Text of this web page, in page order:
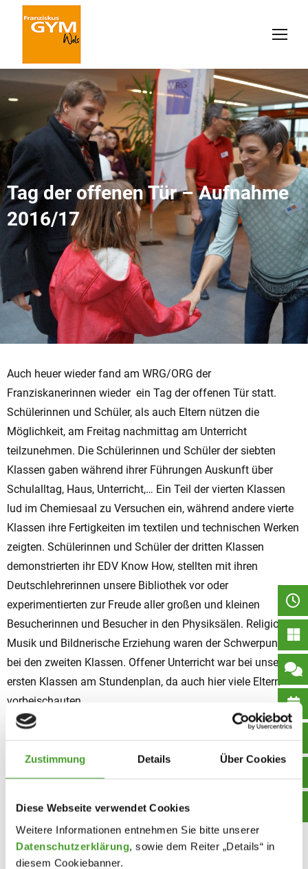
Zustimmung Details Über Cookies
Diese Webseite verwendet Cookies
Weitere Informationen entnehmen Sie bitte unserer
Datenschutzerklärung, sowie dem Reiter „Details“ in
diesem Cookiebanner.
Tag der offenen Tür – Aufnahme
2016/17
Auch heuer wieder fand am WRG/ORG der
Franziskanerinnen wieder ein Tag der offenen Tür statt.
Schülerinnen und Schüler, als auch Eltern nützen die
Möglichkeit, am Freitag nachmittag am Unterricht
teilzunehmen. Die Schülerinnen und Schüler der siebten
Klassen gaben während ihrer Führungen Auskunft über
Schulalltag, Haus, Unterricht,… Ein Teil der vierten Klassen
lud im Chemiesaal zu Versuchen ein, während andere vierte
Klassen ihre Fertigkeiten im textilen und technischen Werken
zeigten. Schülerinnen und Schüler der dritten Klassen
demonstrierten ihr EDV Know How, stellten mit ihren
Deutschlehrerinnen unsere Bibliothek vor oder
experimentierten zur Freude aller großen und kleinen
Besucherinnen und Besucher in den Physiksälen. Religion,
Musik und Bildnerische Erziehung waren der Schwerpunkt
bei den zweiten Klassen. Offener Unterricht war bei unseren
ersten Klassen am Stundenplan, da auch hier viele Eltern
vorbeischauten.
Latein wurde mit “echten” Römerinnen und Römern aus den
Spanisch präsentierten ihre Sprache mit Postern und Bildern
von Land&Leute. Interviews mit Besucherinnen und
Radio Fro nachhören.
Ich freue mich über die gute Organisation, das Engagement
der Schulgemeinschaft und die vielen Gäste.